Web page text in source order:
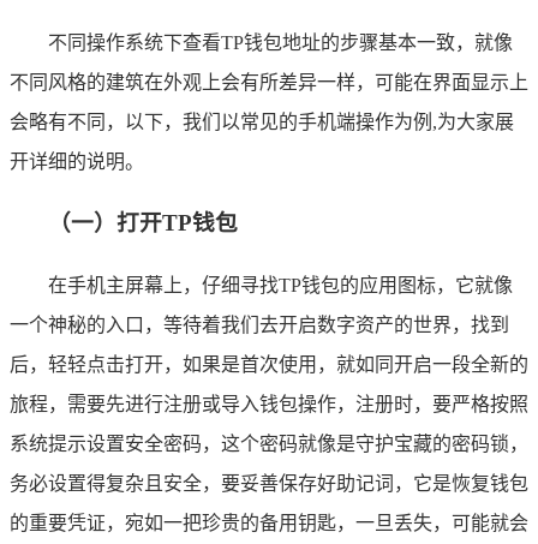
不同操作系统下查看TP钱包地址的步骤基本一致，就像
不同风格的建筑在外观上会有所差异一样，可能在界面显示上
会略有不同，以下，我们以常见的手机端操作为例,为大家展
开详细的说明。
（一）打开TP钱包
在手机主屏幕上，仔细寻找TP钱包的应用图标，它就像
一个神秘的入口，等待着我们去开启数字资产的世界，找到
后，轻轻点击打开，如果是首次使用，就如同开启一段全新的
旅程，需要先进行注册或导入钱包操作，注册时，要严格按照
系统提示设置安全密码，这个密码就像是守护宝藏的密码锁，
务必设置得复杂且安全，要妥善保存好助记词，它是恢复钱包
的重要凭证，宛如一把珍贵的备用钥匙，一旦丢失，可能就会